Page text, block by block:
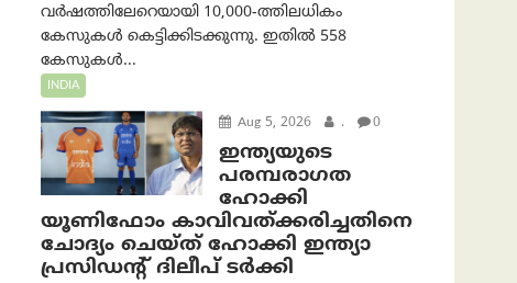
വർഷത്തിലേറെയായി 10,000-ത്തിലധികം
കേസുകൾ കെട്ടിക്കിടക്കുന്നു. ഇതിൽ 558
കേസുകൾ...
INDIA
Aug 5, 2026 . 0
ഇന്ത്യയുടെ
പരമ്പരാഗത
ഹോക്കി
യൂണിഫോം കാവിവത്ക്കരിച്ചതിനെ
ചോദ്യം ചെയ്ത് ഹോക്കി ഇന്ത്യാ
പ്രസിഡന്റ് ദിലീപ് ടര്‍ക്കി